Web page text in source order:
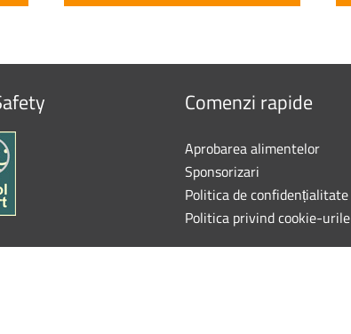
Comenzi rapide
Aprobarea alimentelor
Sponsorizari
Politica de confidențialitate
Politica privind cookie-urile